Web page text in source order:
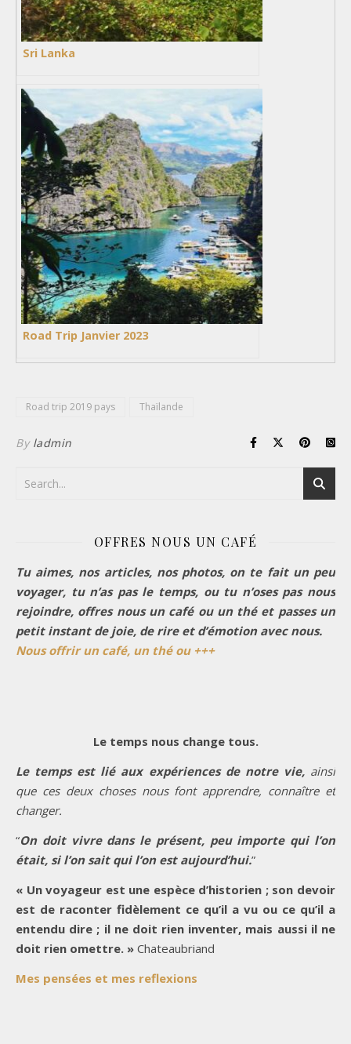
Sri Lanka
Road Trip Janvier 2023
Road trip 2019 pays Thaïlande
By ladmin
OFFRES NOUS UN CAFÉ
Tu aimes, nos articles, nos photos, on te fait un peu
voyager, tu n’as pas le temps, ou tu n’oses pas nous
rejoindre, offres nous un café ou un thé et passes un
petit instant de joie, de rire et d’émotion avec nous.
Nous offrir un café, un thé ou +++
Le temps nous change tous.
Le temps est lié aux expériences de notre vie, ainsi
que ces deux choses nous font apprendre, connaître et
changer.
“On doit vivre dans le présent, peu importe qui l’on
était, si l’on sait qui l’on est aujourd’hui.”
« Un voyageur est une espèce d’historien ; son devoir
est de raconter fidèlement ce qu’il a vu ou ce qu’il a
entendu dire ; il ne doit rien inventer, mais aussi il ne
doit rien omettre. » Chateaubriand
Mes pensées et mes reflexions